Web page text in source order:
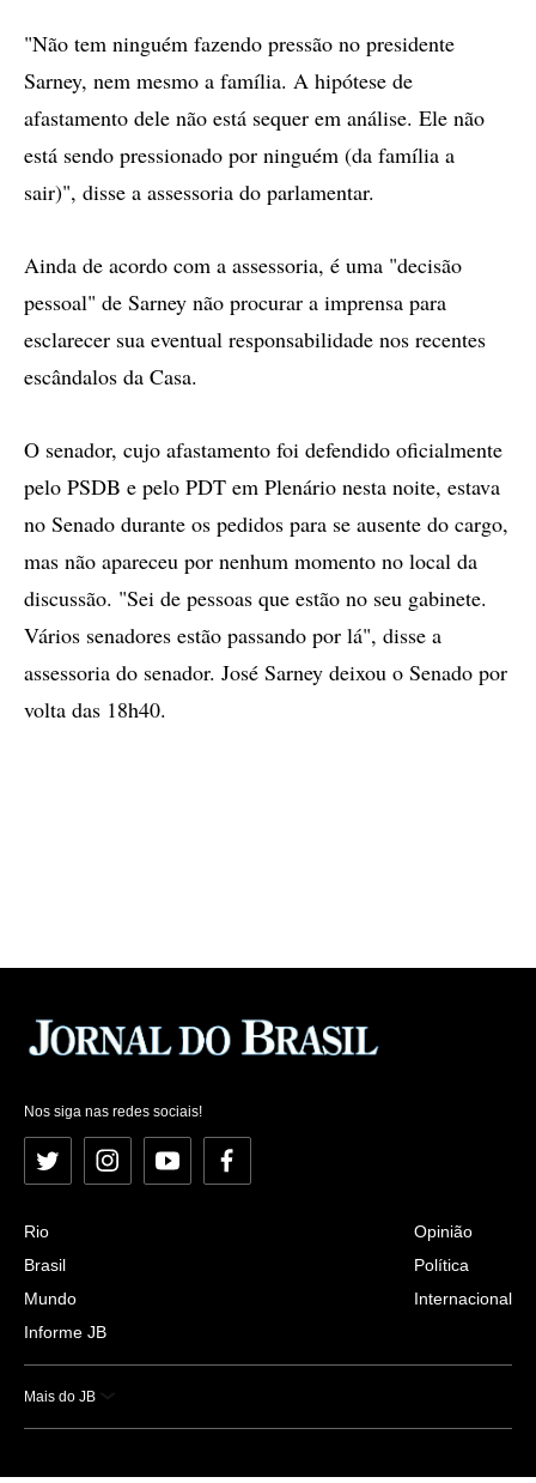
"Não tem ninguém fazendo pressão no presidente
Sarney, nem mesmo a família. A hipótese de
afastamento dele não está sequer em análise. Ele não
está sendo pressionado por ninguém (da família a
sair)", disse a assessoria do parlamentar.
Ainda de acordo com a assessoria, é uma "decisão
pessoal" de Sarney não procurar a imprensa para
esclarecer sua eventual responsabilidade nos recentes
escândalos da Casa.
O senador, cujo afastamento foi defendido oficialmente
pelo PSDB e pelo PDT em Plenário nesta noite, estava
no Senado durante os pedidos para se ausente do cargo,
mas não apareceu por nenhum momento no local da
discussão. "Sei de pessoas que estão no seu gabinete.
Vários senadores estão passando por lá", disse a
assessoria do senador. José Sarney deixou o Senado por
volta das 18h40.
Nos siga nas redes sociais!
Twitter InstagramYouTubeFacebook
Rio
Brasil
Mundo
Informe JB
Opinião
Política
Internacional
Mais do JB
Esportes